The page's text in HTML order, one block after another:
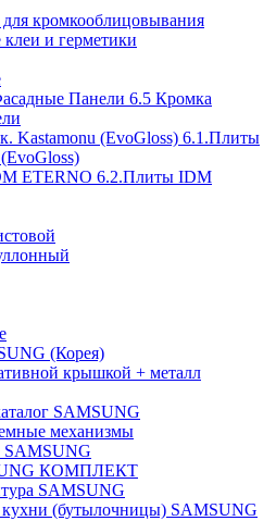
кромкооблицовывания
и герметики
6.5 Кромка
6.1.Плиты
6.2.Плиты IDM
(Корея)
крышкой + металл
SAMSUNG
механизмы
КОМПЛЕКТ
SAMSUNG
(бутылочницы) SAMSUNG